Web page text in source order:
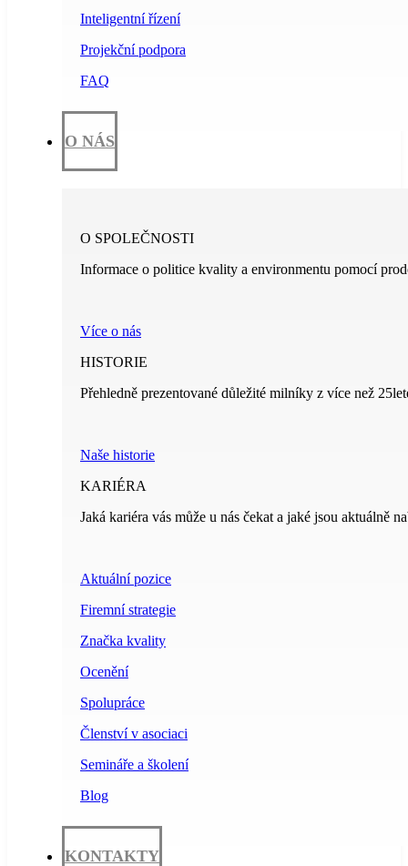
Inteligentní řízení
Projekční podpora
FAQ
O NÁS
O SPOLEČNOSTI
Informace o politice kvality a environmentu pomocí
Více o nás
HISTORIE
Přehledně prezentované důležité milníky z více než
Naše historie
KARIÉRA
Jaká kariéra vás může u nás čekat a jaké jsou aktuálně
Aktuální pozice
Firemní strategie
Značka kvality
Ocenění
Spolupráce
Členství v asociaci
Semináře a školení
Blog
KONTAKTY